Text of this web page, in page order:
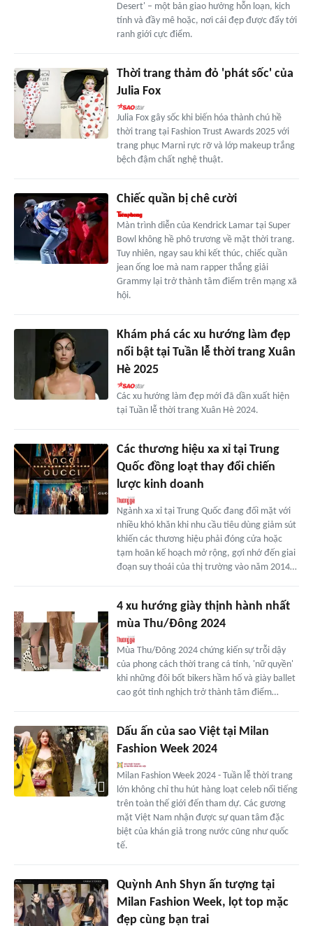
Desert' – một bản giao hưởng hỗn loạn, kịch
tính và đầy mê hoặc, nơi cái đẹp được đẩy tới
ranh giới cực điểm.
Thời trang thảm đỏ 'phát sốc' của
Julia Fox
Julia Fox gây sốc khi biến hóa thành chú hề
thời trang tại Fashion Trust Awards 2025 với
trang phục Marni rực rỡ và lớp makeup trắng
bệch đậm chất nghệ thuật.
Chiếc quần bị chê cười
Màn trình diễn của Kendrick Lamar tại Super
Bowl không hề phô trương về mặt thời trang.
Tuy nhiên, ngay sau khi kết thúc, chiếc quần
jean ống loe mà nam rapper thắng giải
Grammy lại trở thành tâm điểm trên mạng xã
hội.
Khám phá các xu hướng làm đẹp
nổi bật tại Tuần lễ thời trang Xuân
Hè 2025
Các xu hướng làm đẹp mới đã dần xuất hiện
tại Tuần lễ thời trang Xuân Hè 2024.
Các thương hiệu xa xỉ tại Trung
Quốc đồng loạt thay đổi chiến
lược kinh doanh
Ngành xa xỉ tại Trung Quốc đang đối mặt với
nhiều khó khăn khi nhu cầu tiêu dùng giảm sút
khiến các thương hiệu phải đóng cửa hoặc
tạm hoãn kế hoạch mở rộng, gợi nhớ đến giai
đoạn suy thoái của thị trường vào năm 2014…
4 xu hướng giày thịnh hành nhất
mùa Thu/Đông 2024
Mùa Thu/Đông 2024 chứng kiến sự trỗi dậy
của phong cách thời trang cá tính, 'nữ quyền'
khi những đôi bốt bikers hầm hố và giày ballet
cao gót tinh nghịch trở thành tâm điểm…
Dấu ấn của sao Việt tại Milan
Fashion Week 2024
Milan Fashion Week 2024 - Tuần lễ thời trang
lớn không chỉ thu hút hàng loạt celeb nổi tiếng
trên toàn thế giới đến tham dự. Các gương
mặt Việt Nam nhận được sự quan tâm đặc
biệt của khán giả trong nước cũng như quốc
tế.
Quỳnh Anh Shyn ấn tượng tại
Milan Fashion Week, lọt top mặc
đẹp cùng bạn trai